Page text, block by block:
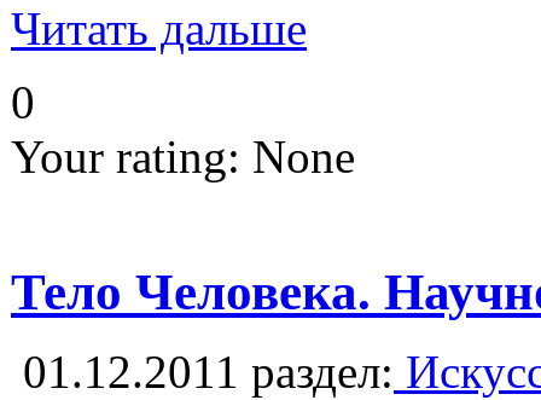
Читать дальше
0
Your rating: None
Тело Человека.
01.12.2011 раздел: